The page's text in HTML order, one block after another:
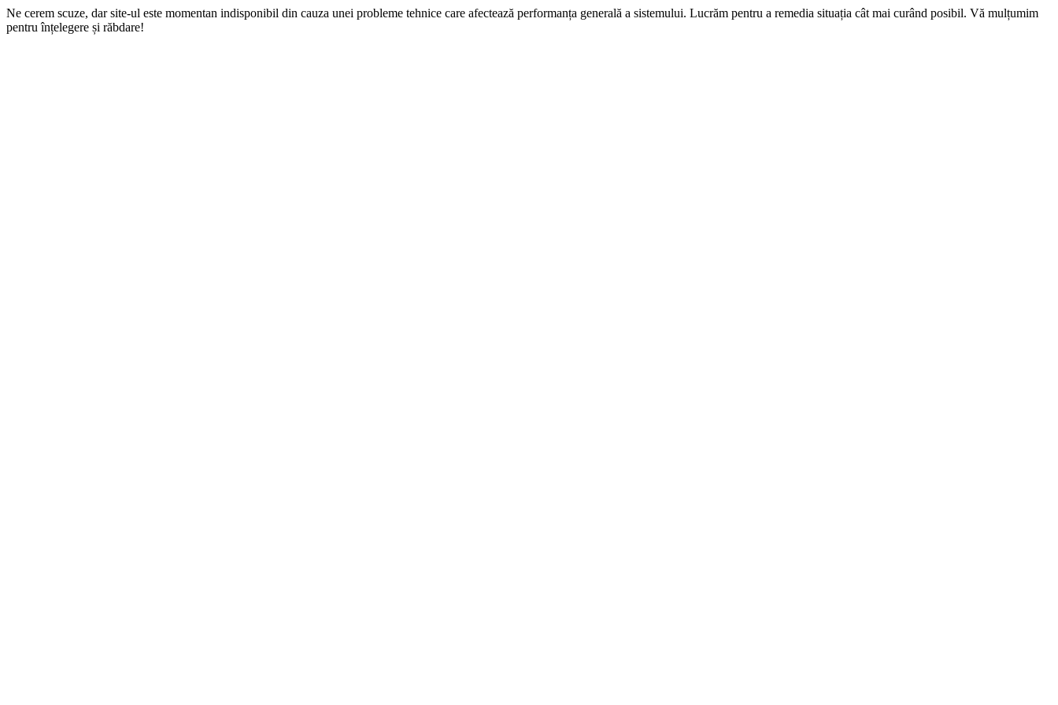
Ne cerem scuze, dar site-ul este momentan indisponibil din cauza unei probleme tehnice care afectează performanța generală a sistemului. Lucrăm pentru a remedia situația cât mai curând posibil. Vă mulțumim
pentru înțelegere și răbdare!